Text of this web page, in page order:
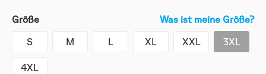
Größe Was ist meine Größe?
S M L XL XXL 3XL
4XL